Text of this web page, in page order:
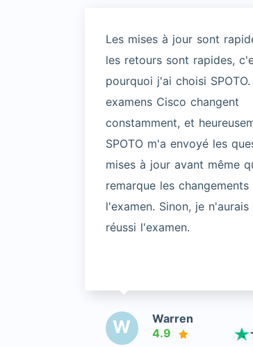
Les mises à jour sont
les retours sont rapides,
pourquoi j'ai choisi SPOTO.
examens Cisco changent
constamment, et
SPOTO m'a envoyé les
mises à jour avant même
remarque les changements
l'examen. Sinon, je n'aurais
réussi l'examen.
W
Warren
4.9